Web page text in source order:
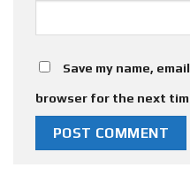
Save my name,
browser for the next